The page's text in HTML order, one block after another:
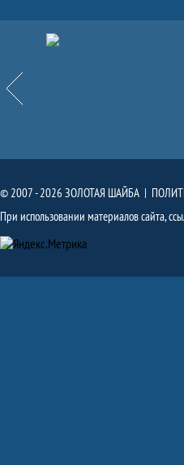
Назад
Партнёры
© 2007 - 2026 ЗОЛОТАЯ ШАЙБА |
При использовании материалов сайта,